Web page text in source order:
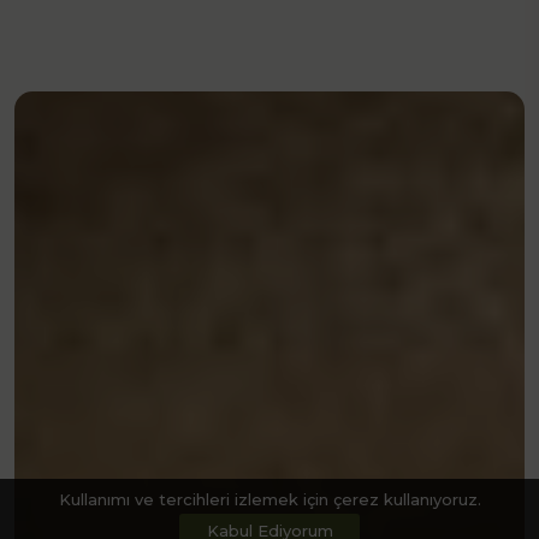
Kullanımı ve tercihleri izlemek için çerez kullanıyoruz.
Kabul Ediyorum